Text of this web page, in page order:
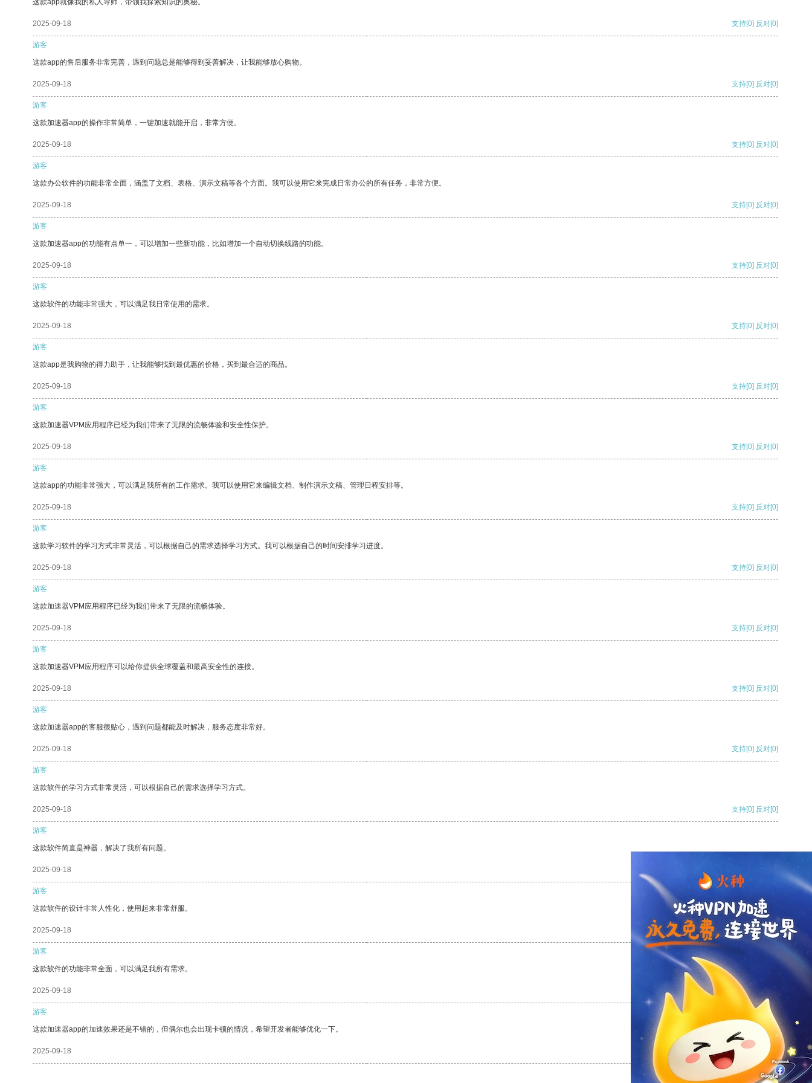
这款app就像我的私人导师，带领我探索知识的奥秘。
2025-09-18 支持[0] 反对[0]
游客
这款app的售后服务非常完善，遇到问题总是能够得到妥善解决，让我能够放心购物。
2025-09-18 支持[0] 反对[0]
游客
这款加速器app的操作非常简单，一键加速就能开启，非常方便。
2025-09-18 支持[0] 反对[0]
游客
这款办公软件的功能非常全面，涵盖了文档、表格、演示文稿等各个方面。我可以使用它来完成日常办公的所有任务，非常方便。
2025-09-18 支持[0] 反对[0]
游客
这款加速器app的功能有点单一，可以增加一些新功能，比如增加一个自动切换线路的功能。
2025-09-18 支持[0] 反对[0]
游客
这款软件的功能非常强大，可以满足我日常使用的需求。
2025-09-18 支持[0] 反对[0]
游客
这款app是我购物的得力助手，让我能够找到最优惠的价格，买到最合适的商品。
2025-09-18 支持[0] 反对[0]
游客
这款加速器VPM应用程序已经为我们带来了无限的流畅体验和安全性保护。
2025-09-18 支持[0] 反对[0]
游客
这款app的功能非常强大，可以满足我所有的工作需求。我可以使用它来编辑文档、制作演示文稿、管理日程安排等。
2025-09-18 支持[0] 反对[0]
游客
这款学习软件的学习方式非常灵活，可以根据自己的需求选择学习方式。我可以根据自己的时间安排学习进度。
2025-09-18 支持[0] 反对[0]
游客
这款加速器VPM应用程序已经为我们带来了无限的流畅体验。
2025-09-18 支持[0] 反对[0]
游客
这款加速器VPM应用程序可以给你提供全球覆盖和最高安全性的连接。
2025-09-18 支持[0] 反对[0]
游客
这款加速器app的客服很贴心，遇到问题都能及时解决，服务态度非常好。
2025-09-18 支持[0] 反对[0]
游客
这款软件的学习方式非常灵活，可以根据自己的需求选择学习方式。
2025-09-18 支持[0] 反对[0]
游客
这款软件简直是神器，解决了我所有问题。
2025-09-18
游客
这款软件的设计非常人性化，使用起来非常舒服。
2025-09-18 支持 [0] 反对[0]
游客
这款软件的功能非常全面，可以满足我所有需求。
2025-09-18 支持[0] 反对
游客
这款加速器app的加速效果还是不错的，但偶尔也会出现卡顿的情况，希望开发者能够优化一下。
2025-09-18 支持[0] 反对[0]